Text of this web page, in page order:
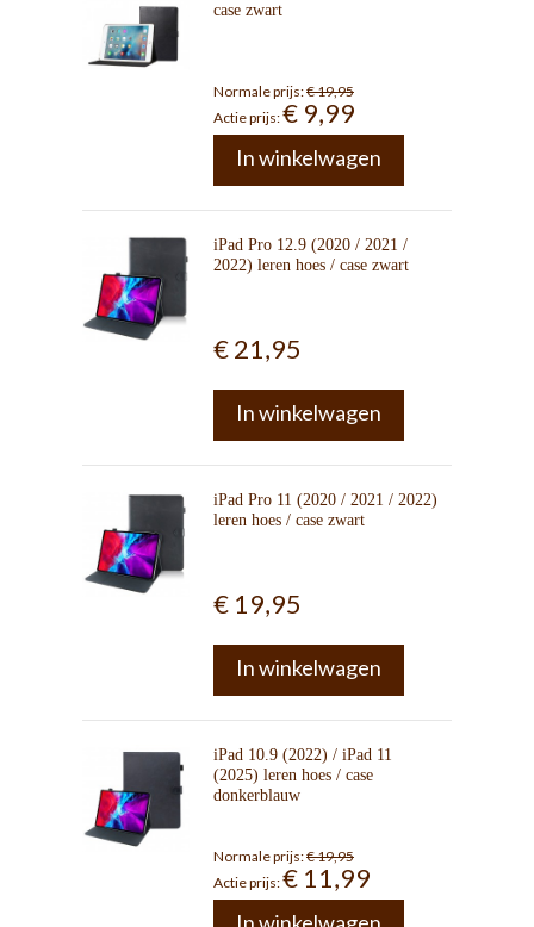
case zwart
Normale prijs:€ 19,95
Actie prijs:€ 9,99
In winkelwagen
iPad Pro 12.9 (2020 / 2021 /
2022) leren hoes / case zwart
€ 21,95
In winkelwagen
iPad Pro 11 (2020 / 2021 / 2022)
leren hoes / case zwart
€ 19,95
In winkelwagen
iPad 10.9 (2022) / iPad 11
(2025) leren hoes / case
donkerblauw
Normale prijs:€ 19,95
Actie prijs:€ 11,99